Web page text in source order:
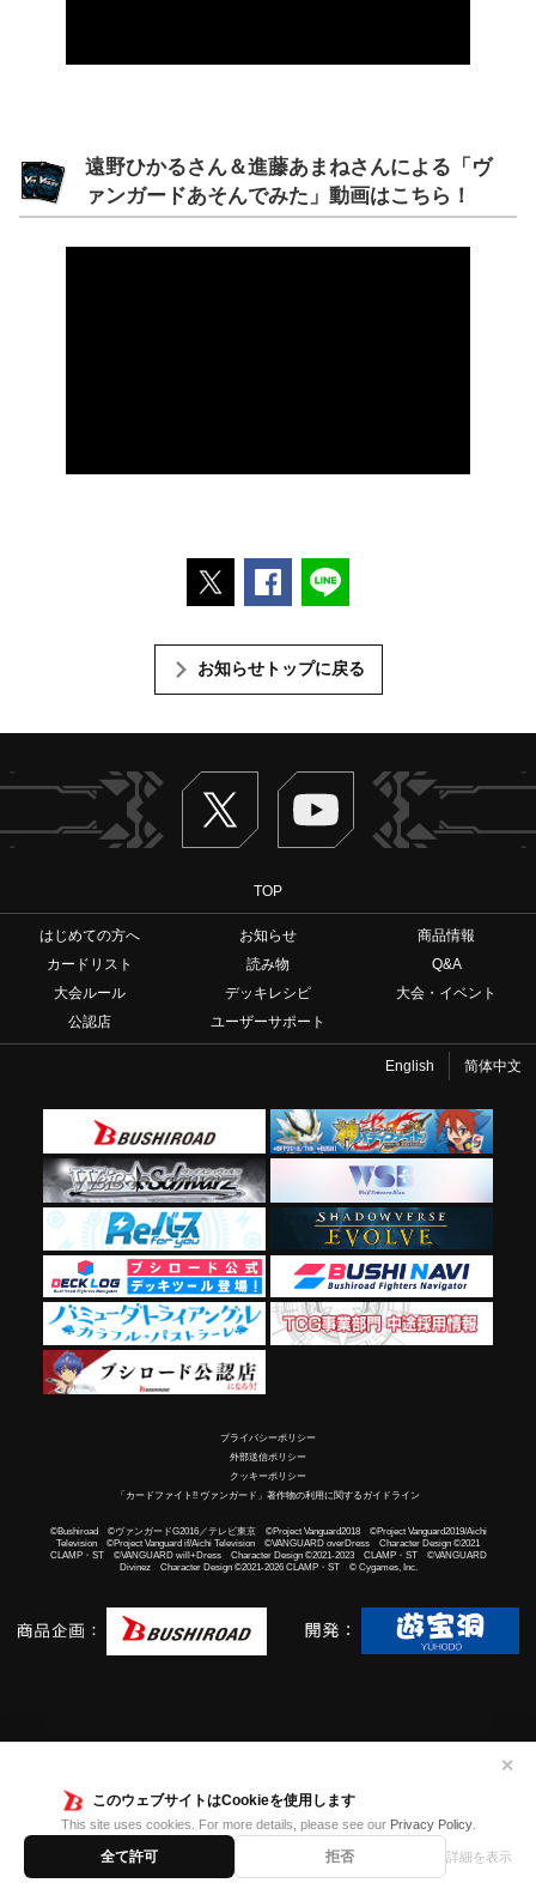
このウェブサイトはCookieを使用します
This site uses cookies. For more details, please see our Privacy Policy.
全て許可 拒否 詳細を表示
✕
遠野ひかるさん＆進藤あまねさんによる「ヴ
ァンガードあそんでみた」動画はこちら！
ポストするFacebookでシェアする
お知らせトップに戻る
Twitter ヴァンガードch
TOP
はじめての方へ お知らせ
商品情報
カードリスト
読み物
Q&A
大会ルール
デッキレシピ
大会・イベント
公認店
ユーザーサポート
English 简体中文
プライバシーポリシー
外部送信ポリシー
クッキーポリシー
「カードファイト!! ヴァンガード」著作物の利用に関するガイドライン
©Bushiroad ©ヴァンガードG2016／テレビ東京 ©Project Vanguard2018 ©Project Vanguard2019/Aichi
Television ©Project Vanguard if/Aichi Television ©VANGUARD overDress Character Design ©2021
CLAMP・ST ©VANGUARD will+Dress Character Design ©2021-2023 CLAMP・ST ©VANGUARD
Divinez Character Design ©2021-2026 CLAMP・ST © Cygames, Inc.